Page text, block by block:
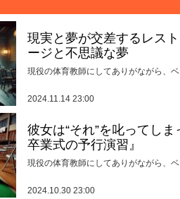
現実と夢が交差するレス
ージと不思議な夢
現役の体育教師にしてありがながら、
2024.11.14 23:00
彼女は“それ”を叱ってし
卒業式の予行演習』
現役の体育教師にしてありがながら、
2024.10.30 23:00